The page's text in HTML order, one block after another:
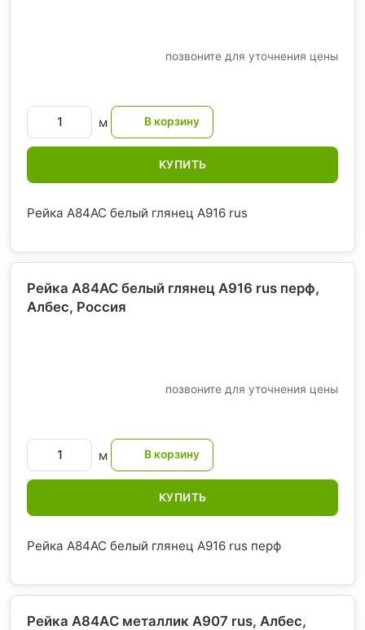
позвоните для уточнения цены
м
КУПИТЬ
Рейка A84AC белый глянец А916 rus
Рейка A84AC белый глянец А916 rus перф,
Албес, Россия
позвоните для уточнения цены
м
КУПИТЬ
Рейка A84AC белый глянец А916 rus перф
Рейка A84AС металлик А907 rus, Албес,